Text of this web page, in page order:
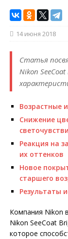
14 июня 2018
Статья
Nikon
Возрастные
Снижение
Реакция на
их оттенков
Новое
старшего
Результаты
Компания Nikon
Nikon SeeCoat
которое